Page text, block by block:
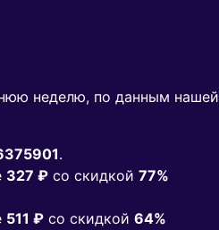
неделю, по данным нашей
.
327 ₽ co скидкой 77%
511 ₽ co скидкой 64%